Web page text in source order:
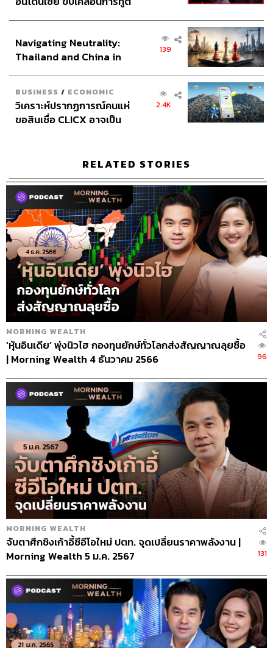
อินโดนีเซีย
Navigating Neutrality:
Thailand and China in
139
BUSINESS / ECONOMIC
วิเคราะห์ปรากฏการณ์คนแห่
ขอสินเชื่อ CLICX อาจเป็น
2.4K
RELATED STORIES
MORNING WEALTH
‘หุ้นอินเดีย’ พุ่งนิวไฮ กองทุนยักษ์ทั่วโลกส่งสัญญาณลุยซื้อ
| Morning Wealth 4 ธันวาคม 2566
96
MORNING WEALTH
จับตาศึกชิงเก้าอี้ซีอีโอใหม่ ปตท. จุดเปลี่ยนราคาพลังงาน |
Morning Wealth 5 ม.ค. 2567
131